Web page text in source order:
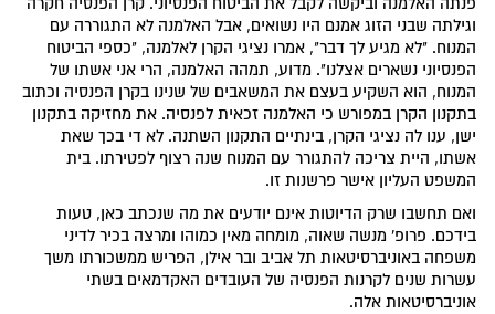
וגילתה שבני הזוג אמנם היו נשואים, אבל האלמנה לא התגוררה עם
המנוח. "לא מגיע לך דבר", אמרו נציגי הקרן לאלמנה, "כספי הביטוח
הפנסיוני נשארים אצלנו". מדוע, תמהה האלמנה, הרי אני אשתו של
המנוח, הוא השקיע בעצם את המשאבים של שנינו בקרן הפנסיה וכתוב
בתקנון הקרן במפורש כי האלמנה זכאית לפנסיה. את מחזיקה בתקנון
ישן, ענו לה נציגי הקרן, בינתיים התקנון השתנה. לא די בכך שאת
אשתו, היית צריכה להתגורר עם המנוח שנה רצוף לפטירתו. בית
המשפט העליון אישר פרשנות זו.
ואם תחשבו שרק הדיוטות אינם יודעים את מה שנכתב כאן, טעות
בידכם. פרופ' מנשה שאוה, מומחה מאין כמוהו ומרצה בכיר לדיני
משפחה באוניברסיטאות תל אביב ובר אילן, הפריש ממשכורתו משך
עשרות שנים לקרנות הפנסיה של העובדים האקדמאים בשתי
אוניברסיטאות אלה.